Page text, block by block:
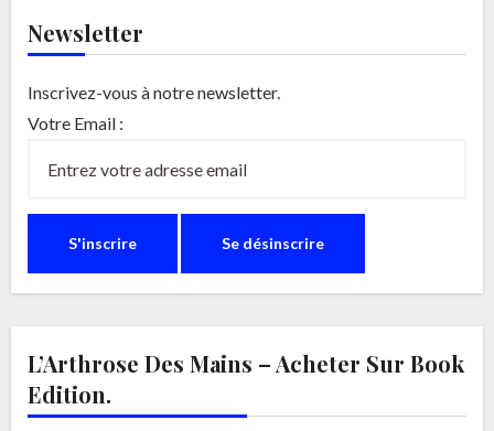
Newsletter
Inscrivez-vous à notre newsletter.
Votre Email :
L’Arthrose Des Mains – Acheter Sur Book
Edition.